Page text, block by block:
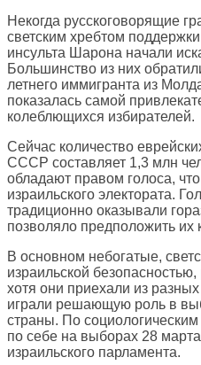
Некогда русскоговорящие
светским хребтом
инсульта Шарона начали
Большинство из них
летнего иммигранта из
показалась самой
колеблющихся избирателей.
Сейчас количество
СССР составляет 1,3 млн
обладают правом голоса,
израильского электората.
традиционно оказывали
позволяло предположить их
В основном небогатые,
израильской
хотя они приехали из
играли решающую роль в
страны. По
по себе на выборах 28
израильского парламента.